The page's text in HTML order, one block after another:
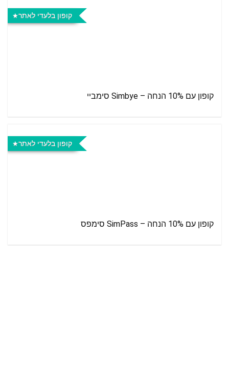
קופון בלעדי לאתר
קופון עם 10% הנחה – Simbye סימביי
קופון בלעדי לאתר
קופון עם 10% הנחה – SimPass סימפס